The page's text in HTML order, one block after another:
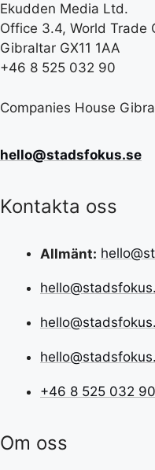
Ekudden Media Ltd.
Office 3.4, World Trade
Gibraltar GX11 1AA
+46 8 525 032 90
Companies House
hello@stadsfokus.se
Kontakta oss
Allmänt:
+46 8 525 032 90
Om oss